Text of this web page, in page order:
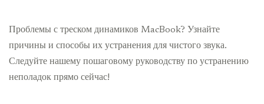
Проблемы с треском динамиков MacBook? Узнайте
причины и способы их устранения для чистого звука.
Следуйте нашему пошаговому руководству по устранению
неполадок прямо сейчас!